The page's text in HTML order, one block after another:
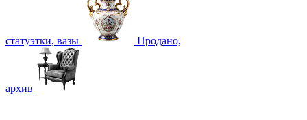
статуэтки, вазы Продано,
архив